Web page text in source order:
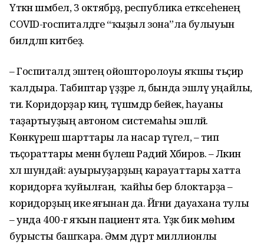
Үткән шәмбелә, 3 октябрҙә, республика етәксеһенең
COVID-госпиталдәге “ҡыҙыл зона”ла булыуын
билдәләп китәбеҙ.
– Госпиталдә эштең ойошторолоуы яҡшы тәьҫир
ҡалдыра. Табиптар үҙҙәре лә, бында эшләү уңайлы,
ти. Коридорҙар киң, түшәмдәр бейек, һауаны
таҙартыуҙың автоном системаһы эшләй.
Көнкүреш шарттары ла насар түгел, – тип
тәьҫораттары менән бүлешә Радий Хәбиров. – Ләкин
хәл шундай: ауырыуҙарҙың карауаттары хатта
коридорға ҡуйылған, ә ҡайһы бер блоктарҙа –
коридорҙың ике яғынан да. Йәғни дауахана тулы
– унда 400-гә яҡын пациент ята. Үҙәк бик мөһим
бурысты башҡара. Әммә дүрт миллионлы